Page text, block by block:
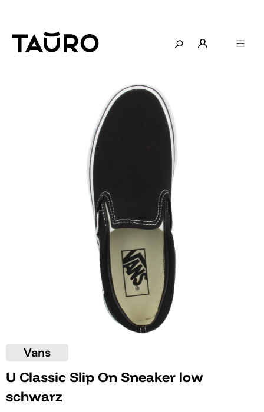
Vans
U Classic Slip On Sneaker low
schwarz